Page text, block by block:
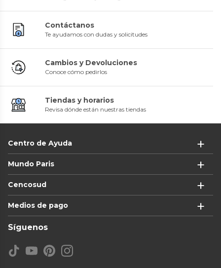
Contáctanos
Te ayudamos con dudas y solicitudes
Cambios y Devoluciones
Conoce cómo pedirlos
Tiendas y horarios
Revisa dónde están nuestras tiendas
Centro de Ayuda
Mundo Paris
Cencosud
Medios de pago
Síguenos